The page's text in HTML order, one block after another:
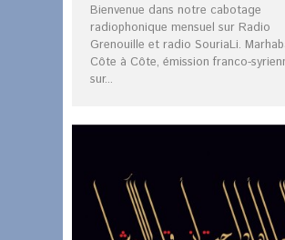
Bienvenue dans notre cabotage
radiophonique mensuel sur Radio
Grenouille et radio SouriaLi.
Côte à Côte, émission franco-
sur...